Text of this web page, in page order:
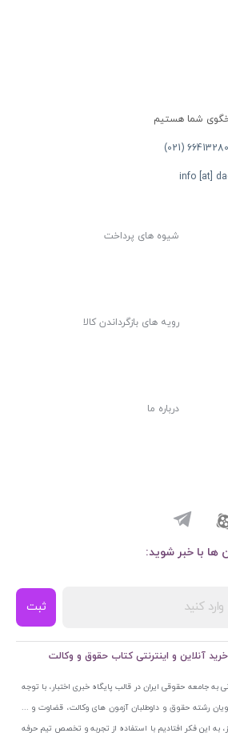
info [at]
شیوه های پرداخت
رویه های بازگرداندن کالا
درباره ما
ها با خبر شوید:
ثبت
آنلاین و اینترنتی کتاب حقوق و وکالت
جامعه حقوقی ایران در قالب پایگاه خبری اختبار، با توجه
رشته حقوق و داوطلبان آزمون های وکالت، قضاوت و ...
به این فکر افتادیم با استفاده از تجربه و تخصص تیم حرفه